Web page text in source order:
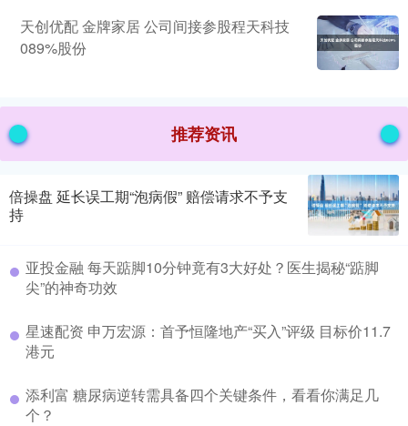
天创优配 金牌家居 公司间接参股程天科技
089%股份
推荐资讯
倍操盘 延长误工期“泡病假” 赔偿请求不予支
持
亚投金融 每天踮脚10分钟竟有3大好处？医生揭秘“踮脚
尖”的神奇功效
星速配资 申万宏源：首予恒隆地产“买入”评级 目标价11.7
港元
添利富 糖尿病逆转需具备四个关键条件，看看你满足几
个？